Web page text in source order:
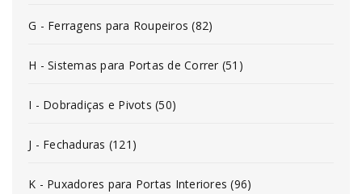
G - Ferragens para Roupeiros (82)
H - Sistemas para Portas de Correr (51)
I - Dobradiças e Pivots (50)
J - Fechaduras (121)
K - Puxadores para Portas Interiores (96)